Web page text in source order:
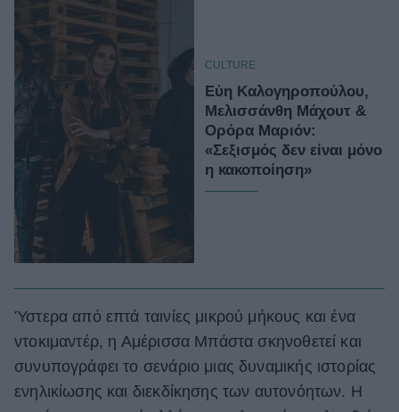
CULTURE
Εύη Καλογηροπούλου,
Μελισσάνθη Μάχουτ &
Ορόρα Μαριόν:
«Σεξισμός δεν είναι μόνο
η κακοποίηση»
Ύστερα από επτά ταινίες μικρού μήκους και ένα
ντοκιμαντέρ, η Αμέρισσα Μπάστα σκηνοθετεί και
συνυπογράφει το σενάριο μιας δυναμικής ιστορίας
ενηλικίωσης και διεκδίκησης των αυτονόητων. Η